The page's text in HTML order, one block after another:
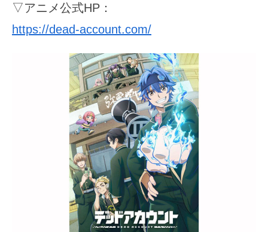
▽アニメ公式HP：
https://dead-account.com/